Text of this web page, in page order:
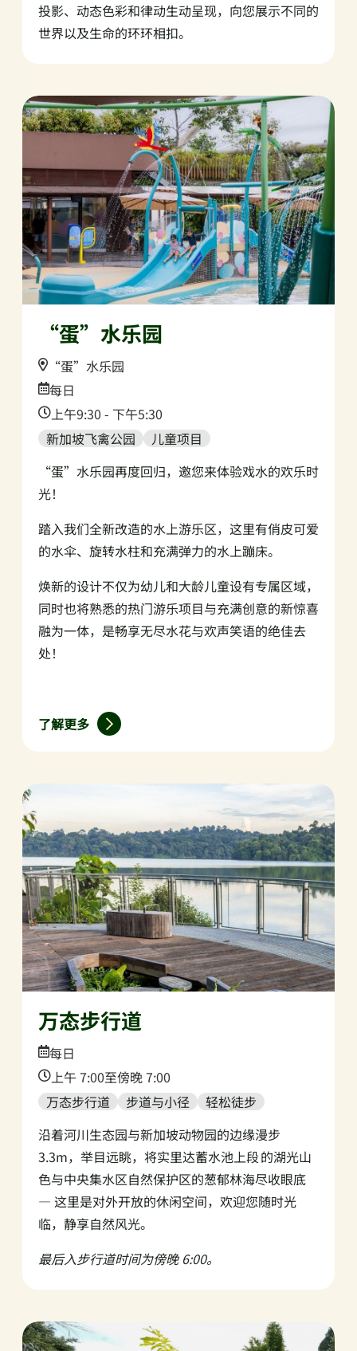
投影、动态色彩和律动生动呈现，向您展示不同的
世界以及生命的环环相扣。
“蛋”水乐园
Location:
“蛋”水乐园
Date:
每日
Time:上午9:30 - 下午5:30
新加坡飞禽公园
儿童项目
“蛋”水乐园再度回归，邀您来体验戏水的欢乐时
光！
踏入我们全新改造的水上游乐区，这里有俏皮可爱
的水伞、旋转水柱和充满弹力的水上蹦床。
焕新的设计不仅为幼儿和大龄儿童设有专属区域，
同时也将熟悉的热门游乐项目与充满创意的新惊喜
融为一体，是畅享无尽水花与欢声笑语的绝佳去
处！
了解更多
万态步行道
Date:
每日
Time:
上午 7:00至傍晚 7:00
万态步行道
步道与小径
轻松徒步
沿着河川生态园与新加坡动物园的边缘漫步
3.3m，举目远眺，将实里达蓄水池上段 的湖光山
色与中央集水区自然保护区的葱郁林海尽收眼底
— 这里是对外开放的休闲空间，欢迎您随时光
临，静享自然风光。
最后入步行道时间为傍晚 6:00。